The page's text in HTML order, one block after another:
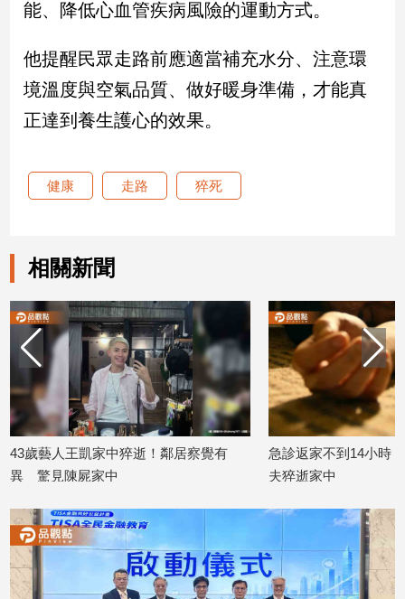
行/
尚
追
星
生
室
設
計
旅
遊/
美
食
星
座/
命
消
費
健
康/
能、降低心血管疾病風險的運動方式。
他提醒民眾走路前應適當補充水分、注意環
境溫度與空氣品質、做好暖身準備，才能真
正達到養生護心的效果。
健康 走路 猝死
相關新聞
王凱家中猝逝！鄰居察覺有
屍家中
急診返家不到14小時！知名指
夫猝逝家中